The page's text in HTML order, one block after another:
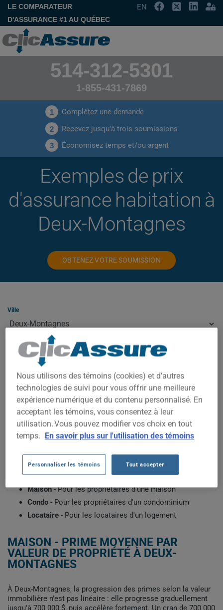
LE COMPARATEUR
D'ASSURANCE #1 AU QUÉBEC
EN
514-312-5301
1-855-431-7869
1 Complétez une demande
2 Recevez jusqu'à trois soumissions
3 Économisez temps et/ou argent
Exemples de prix
d'assurance habitation à
Deux-Montagnes
OBTENEZ VOTRE SOUMISSION
Ville
Type
ASSURANCE HABITATION À DEUX-
MONTAGNES
À Deux-Montagnes, votre prime dépend de plusieurs facteurs :
construction et votre historique d'assurance. Sélectionnez le
profil qui correspond à votre situation pour voir les primes
types récemment obtenues par les clients de ClicAssure.
Maison- Pour les propriétaires d'une maison
Condo - Pour les propriétaires d'un condominium
Locataire - Pour les locataires d'un logement
MAISON - PRIME MOYENNE PAR
VALEUR DE PROPRIÉTÉ À DEUX-
MONTAGNES
À Deux-Montagnes, la progression des primes selon la valeur
immobilière n'est pas linéaire : elle progresse graduellement
jusqu'à 700 000 $, puis accélère fortement. Un cran de 700 000
Nous utilisons des témoins (cookies) et d’autres
technologies de suivi pour vous offrir une meilleure
expérience numérique et du contenu personnalisé. En
acceptant les témoins, vous consentez à leur
utilisation. Vous pouvez modifier vos choix en tout
temps. En savoir plus sur l'utilisation des témoins
Personnaliser les témoins Tout accepter